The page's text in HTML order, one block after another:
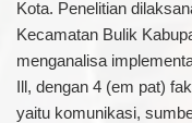
Kota. Penelitian
Kecamatan Bulik
menganalisa
Ill, dengan 4 (em pat)
yaitu komunikasi,